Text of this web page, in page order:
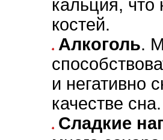
кальция, что
костей.
Алкоголь.
и негативно
качестве сна.
Сладкие